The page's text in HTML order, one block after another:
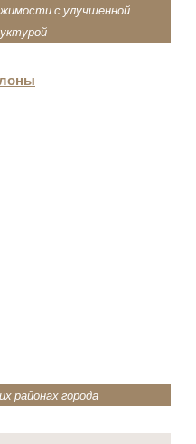
с улучшенной
районах города